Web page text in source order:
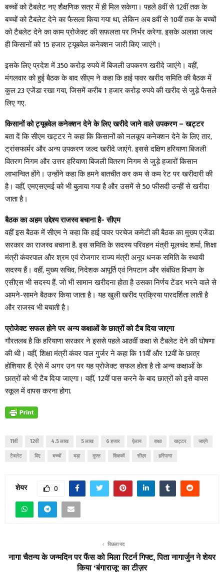
बच्चों को टैबलेट नए शैक्षणिक सत्र में ही मिल सकेगा। पहले 8वीं से 12वीं तक के
बच्चों को टैबलेट देने का फैसला किया गया था, लेकिन अब 8वीं से 10वीं तक के बच्चों
को टैबलेट देने का काम प्रोजेक्ट की सफलता पर निर्भर करेगा. इसके अलावा जल्द
ही किसानों को 15 हजार ट्यूबवेल कनेक्शन जारी किए जाएंगे।
इसके लिए प्रदेश में 350 करोड़ रुपये में बिजली उपकरण खरीदे जाएंगे। वहीं,
मंगलवार को हुई बैठक के बाद सीएम ने कहा कि हाई पावर खरीद समिति की बैठक में
कुल 23 एजेंडा रखा गया, जिसमें करीब 1 हजार करोड़ रुपये की खरीद से जुड़े फैसले
लिए गए.
किसानों को ट्यूबवेल कनेक्शन देने के लिए खरीदे जाने वाले उपकरण – खट्टर
बता दें कि सीएम खट्टर ने कहा कि किसानों को नलकूप कनेक्शन देने के लिए तार,
ट्रांसफार्मर और अन्य उपकरण जल्द खरीदे जाएंगे. इससे दक्षिण हरियाणा बिजली
वितरण निगम और उत्तर हरियाणा बिजली वितरण निगम से जुड़े हजारों किसान
लाभान्वित होंगे। उन्होंने कहा कि हमने बातचीत कर कम से कम रेट पर खरीदारी की
है। वहीं, एमएसएमई को भी बुलाया गया है और उसमें से 50 फीसदी उन्हीं से खरीदा
जाता है।
बैठक का अहम उद्देश्य राजस्व बचाना है- सीएम
वहीं इस बैठक में सीएम ने कहा कि हाई पावर परचेज कमेटी की बैठक का मुख्य एजेंडा
सरकार का राजस्व बचाना है. इस समिति के सदस्य परिवहन मंत्री मूलचंद शर्मा, शिक्षा
मंत्री कंवरपाल और श्रम एवं रोजगार राज्य मंत्री अनूप धनक समिति के स्थायी
सदस्य हैं। वहीं, मुख्य सचिव, निदेशक आपूर्ति एवं निपटान और संबंधित विभाग के
एसीएस भी सदस्य हैं. जो भी सामान खरीदना होता है उसका निर्णय टेंडर भरने वाले से
आमने-सामने बैठकर किया जाता है। यह खुली खरीद प्रक्रिया पारदर्शिता लाती है
और राजस्व भी बचाती है।
प्रोजेक्ट सफल होने पर अन्य कक्षाओं के छात्रों को टैब दिया जाएगा
गौरतलब है कि हरियाणा सरकार ने इससे पहले आठवीं कक्षा से टैबलेट देने की घोषणा
की थी। वहीं, शिक्षा मंत्री कंवर पाल गुर्जर ने कहा कि 11वीं और 12वीं के छात्र
होशियार हैं. ऐसे में अगर उन पर यह प्रोजेक्ट सफल होता है तो अन्य कक्षाओं के
छात्रों को भी टैब दिया जाएगा। वहीं, 12वीं पास करने के बाद छात्रों को इसे वापस
स्कूल में वापस करना होगा.
11वीं 12वीं 4.5 लाख 5 लाख 6 हजार ऐलान कक्षा खट्टर जाएंगे
टैबलेट दिए बच्चों बड़ा मुफ्त शिक्षकों सीएम हरियाणा
शेयर 0
पिछला पद
नागा चैतन्य के जन्मदिन पर फैंस को मिला रिटर्न गिफ्ट, पिता नागार्जुन ने शेयर
किया ‘बंगाराजू’ का टीज़र